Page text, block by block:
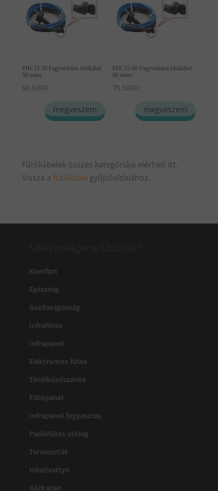
PHC15-50 Fagyvédelmi fűtőkábel
50 méter
66,500Ft
megveszem
PHC15-60 Fagyvédelmi fűtőkábel
60 méter
75,500Ft
megveszem
Fűtőkábelek összes kategóriája elérheti itt.
Vissza a fűtőkábel gyűjtőoldalához.
Komfort
Egészség
Gazdaságosság
Infrafűtés
Infrapanel
Elektromos fűtés
Törölközőszárító
Fűtőpanel
Infrapanel fogyasztás
Padlófűtés utólag
Termosztát
Hőszivattyú
Gázkazán